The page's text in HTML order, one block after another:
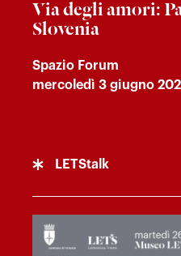
Via degli amori:
Slovenia
Spazio Forum
mercoledì 3 giugno
LETStalk